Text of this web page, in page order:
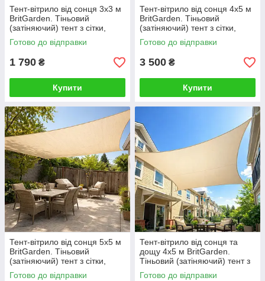
Тент-вітрило від сонця 3х3 м
BritGarden. Тіньовий
(затіняючий) тент з сітки,
молоко. Тінь 95%
Готово до відправки
1 790 ₴
Купити
Тент-вітрило від сонця 4х5 м
BritGarden. Тіньовий
(затіняючий) тент з сітки,
молоко. Тінь 95%
Готово до відправки
3 500 ₴
Купити
Тент-вітрило від сонця 5х5 м
BritGarden. Тіньовий
(затіняючий) тент з сітки,
молоко. Тінь 95%
Готово до відправки
Тент-вітрило від сонця та
дощу 4х5 м BritGarden.
Тіньовий (затіняючий) тент з
оксфорду, бежевий. Тінь 95%
Готово до відправки